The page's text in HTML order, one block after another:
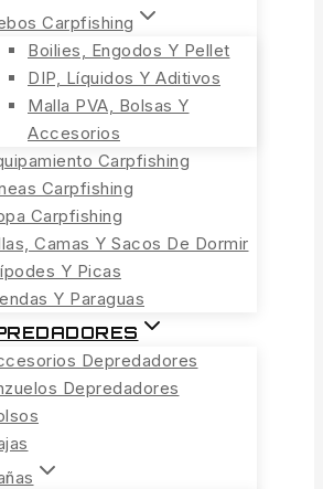
Carpfishing
Boilies, Engodos Y Pellet
DIP, Líquidos Y Aditivos
Malla PVA, Bolsas Y
Accesorios
Carpfishing
Carpfishing
Carpfishing
Camas Y Sacos De Dormir
Y Picas
Y Paraguas
Depredadores
Depredadores